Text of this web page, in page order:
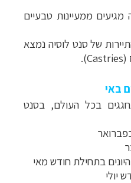
ממעיינות טבעיים
של סנט לוסיה נמצא
(Castries).
באי
בכל העולם, בסנט
בתחילת חודש מאי
יולי